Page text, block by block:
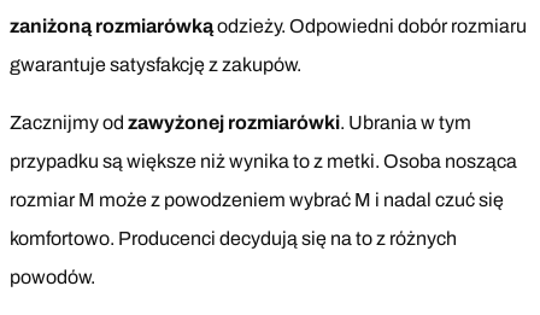
zaniżoną rozmiarówkąodzieży. Odpowiedni dobór rozmiaru
gwarantuje satysfakcję z zakupów.
Zacznijmy od zawyżonej rozmiarówki. Ubrania w tym
przypadku są większe niż wynika to z metki. Osoba nosząca
rozmiar M może z powodzeniem wybrać M i nadal czuć się
komfortowo. Producenci decydują się na to z różnych
powodów.